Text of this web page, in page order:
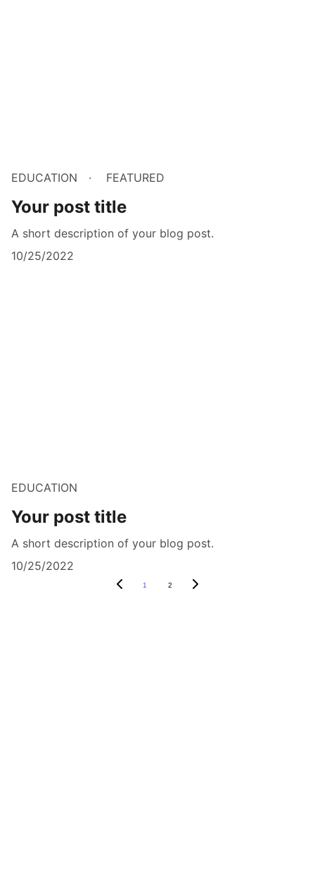
EDUCATION FEATURED
Your post title
A short description of your blog post.
10/25/2022
EDUCATION
Your post title
A short description of your blog post.
10/25/2022
1 2